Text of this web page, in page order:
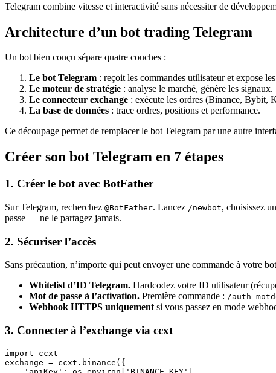
Telegram combine vitesse et interactivité sans nécessiter de
Architecture d’un bot trading Telegram
Un bot bien conçu sépare quatre couches :
Le bot Telegram : reçoit les commandes utilisateur et expose
Le moteur de stratégie : analyse le marché, génère les signaux.
Le connecteur exchange : exécute les ordres (Binance, Bybit,
La base de données : trace ordres, positions et performance.
Ce découpage permet de remplacer le bot Telegram par une autre
Créer son bot Telegram en 7 étapes
1. Créer le bot avec BotFather
Sur Telegram, recherchez @BotFather. Lancez /newbot, choisissez
passe — ne le partagez jamais.
2. Sécuriser l’accès
Sans précaution, n’importe qui peut envoyer une commande à votre
Whitelist d’ID Telegram. Hardcodez votre ID utilisateur
Mot de passe à l’activation. Première commande : /auth
Webhook HTTPS uniquementsi vous passez en mode
3. Connecter à l’exchange via ccxt
import ccxt
exchange = ccxt.binance({